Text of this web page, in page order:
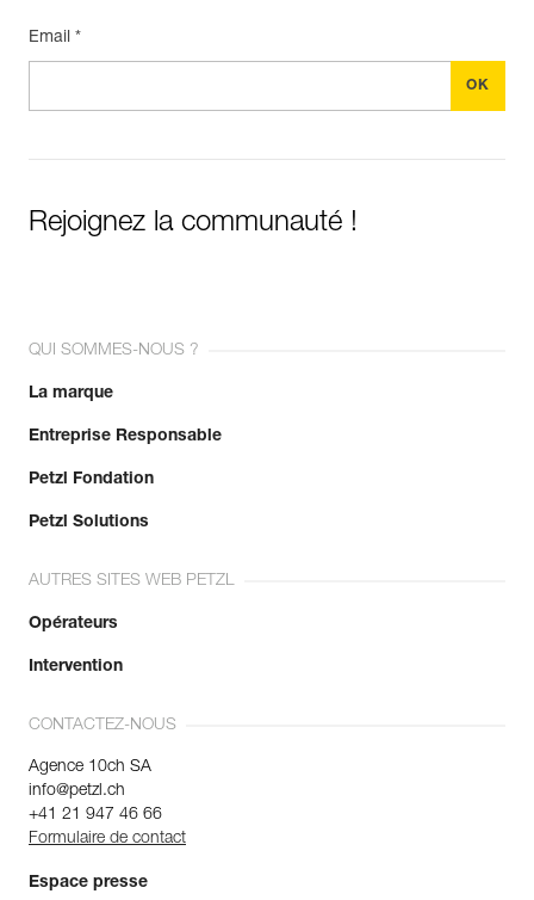
Email *
Rejoignez la communauté !
QUI SOMMES-NOUS ?
La marque
Entreprise Responsable
Petzl Fondation
Petzl Solutions
AUTRES SITES WEB PETZL
Opérateurs
Intervention
CONTACTEZ-NOUS
Agence 10ch SA
info@petzl.ch
+41 21 947 46 66
Formulaire de contact
Espace presse